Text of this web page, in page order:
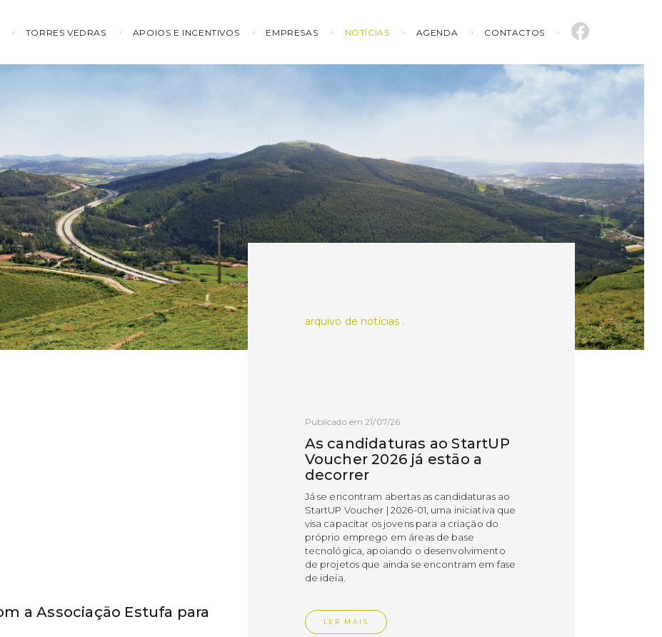
TORRES VEDRAS APOIOS E INCENTIVOS EMPRESAS NOTÍCIAS AGENDA CONTACTOS
a Associação Estufa para
arquivo de notícias .
Publicado em 21/07/26
As candidaturas ao StartUP
Voucher 2026 já estão a
decorrer
Já se encontram abertas as candidaturas ao
StartUP Voucher | 2026-01, uma iniciativa que
visa capacitar os jovens para a criação do
próprio emprego em áreas de base
tecnológica, apoiando o desenvolvimento
de projetos que ainda se encontram em fase
de ideia.
LER MAIS